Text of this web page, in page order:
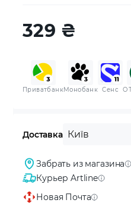
329 ₴
ПриватбанкМонобанк Сенс
Доставка Київ
Забрать из магазина
Курьер Artline
Новая Почта